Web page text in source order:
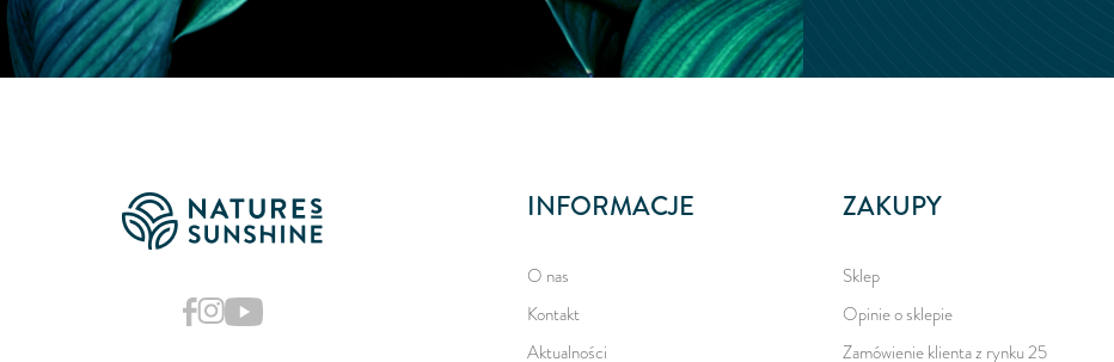
INFORMACJE
O nas
Kontakt
Aktualności
ZAKUPY
Sklep
Opinie o sklepie
Zamówienie klienta z rynku 25